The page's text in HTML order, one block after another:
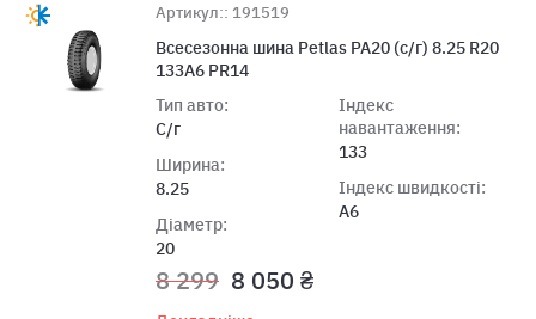
Артикул:: 191519
Всесезонна шина Petlas PA20 (c/г) 8.25 R20
133A6 PR14
Тип авто:
С/г
Ширина:
8.25
Діаметр:
20
Індекс
навантаження:
133
Індекс швидкості:
A6
8 299 8 050 ₴